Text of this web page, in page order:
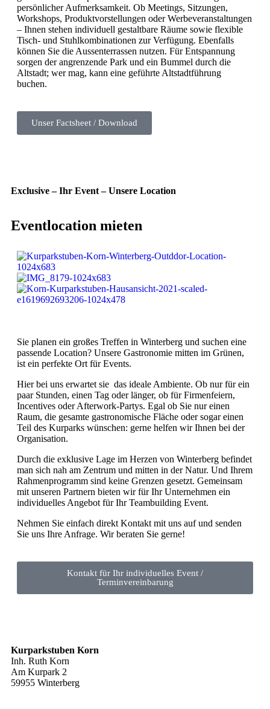
persönlicher Aufmerksamkeit. Ob Meetings, Sitzungen,
Workshops, Produktvorstellungen oder Werbeveranstaltungen
– Ihnen stehen individuell gestaltbare Räume sowie flexible
Tisch- und Stuhlkombinationen zur Verfügung. Ebenfalls
können Sie die Aussenterrassen nutzen. Für Entspannung
sorgen der angrenzende Park und ein Bummel durch die
Altstadt; wer mag, kann eine geführte Altstadtführung
buchen.
Unser Factsheet / Download
Exclusive – Ihr Event – Unsere Location
Eventlocation mieten
Sie planen ein großes Treffen in Winterberg und suchen eine
passende Location? Unsere Gastronomie mitten im Grünen,
ist ein perfekte Ort für Events.
Hier bei uns erwartet sie das ideale Ambiente. Ob nur für ein
paar Stunden, einen Tag oder länger, ob für Firmenfeiern,
Incentives oder Afterwork-Partys. Egal ob Sie nur einen
Raum, die gesamte gastronomische Fläche oder sogar einen
Teil des Kurparks wünschen: gerne helfen wir Ihnen bei der
Organisation.
Durch die exklusive Lage im Herzen von Winterberg befindet
man sich nah am Zentrum und mitten in der Natur. Und Ihrem
Rahmenprogramm sind keine Grenzen gesetzt. Gemeinsam
mit unseren Partnern bieten wir für Ihr Unternehmen ein
individuelles Angebot für Ihr Teambuilding Event.
Nehmen Sie einfach direkt Kontakt mit uns auf und senden
Sie uns Ihre Anfrage. Wir beraten Sie gerne!
Kontakt für Ihr individuelles Event /
Terminvereinbarung
Kurparkstuben Korn
Inh. Ruth Korn
Am Kurpark 2
59955 Winterberg